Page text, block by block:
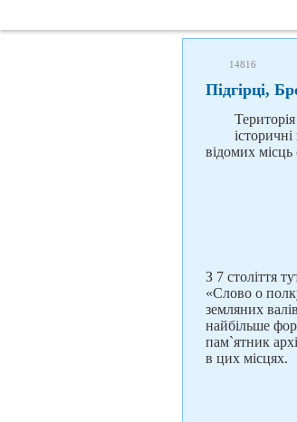
14816
Підгірці,
відомих місць
З 7 століття
«Слово о
земляних
найбільше
пам`ятник
в цих місцях.